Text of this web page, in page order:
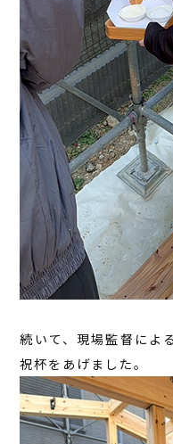
続いて、現場監督によ
祝杯をあげました。